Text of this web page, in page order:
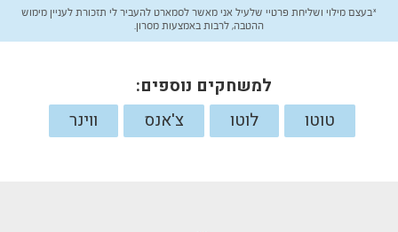
*בעצם מילוי ושליחת פרטיי שלעיל אני מאשר לסמארט להעביר לי תזכורת לעניין מימוש
ההטבה, לרבות באמצעות מסרון.
למשחקים נוספים:
טוטו
לוטו צ'אנס ווינר